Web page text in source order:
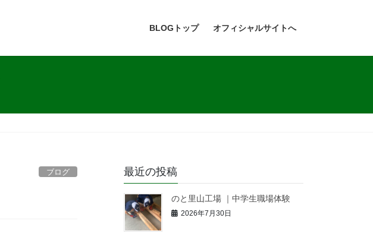
BLOGトップ オフィシャルサイトへ
ブログ 最近の投稿
のと里山工場 ｜中学生職場体験
2026年7月30日